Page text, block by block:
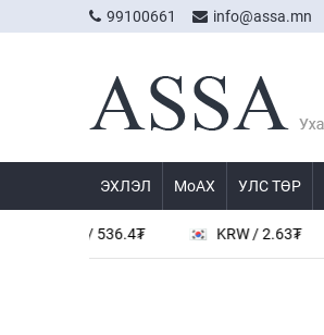
99100661 info@assa.mn
ЭХЛЭЛ МоАХ УЛС ТӨР
CNY / 536.4₮ KRW / 2.63₮